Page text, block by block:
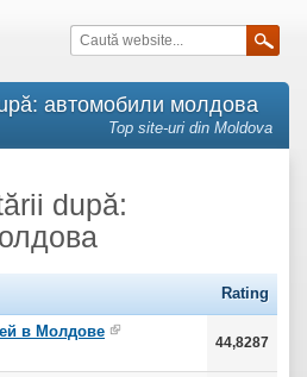
автомобили молдова
Top site-uri din Moldova
după:
Rating
в Молдове
44,8287